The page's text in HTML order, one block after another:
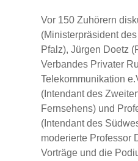
Vor 150 Zuhörern
(Ministerpräsident
Pfalz), Jürgen Doetz
Verbandes Privater
Telekommunikation
(Intendant des
Fernsehens) und
(Intendant des
moderierte Professor
Vorträge und die